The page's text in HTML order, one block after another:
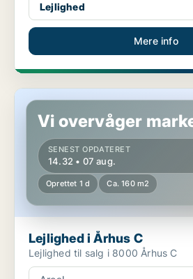
Lejlighed
Mere info
Lejlighed i Århus C
Vi overvåger
SENEST OPDATERET
14.32 • 07 aug.
Oprettet 1 d Ca. 160 m2
Lejlighed i Århus C
Lejlighed til salg i 8000 Århus C